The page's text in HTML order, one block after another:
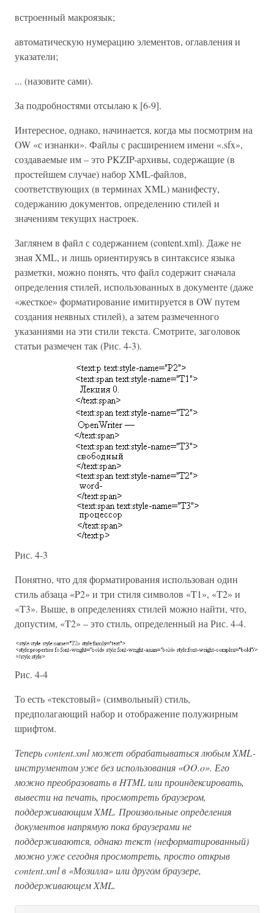
встроенный макроязык;
автоматическую нумерацию элементов, оглавления и
указатели;
... (назовите сами).
За подробностями отсылаю к [6-9].
Интересное, однако, начинается, когда мы посмотрим на
OW «с изнанки». Файлы с расширением имени «.sfx»,
создаваемые им – это PKZIP-архивы, содержащие (в
простейшем случае) набор XML-файлов,
соответствующих (в терминах XML) манифесту,
содержанию документов, определению стилей и
значениям текущих настроек.
Заглянем в файл с содержанием (content.xml). Даже не
зная XML, и лишь ориентируясь в синтаксисе языка
разметки, можно понять, что файл содержит сначала
определения стилей, использованных в документе (даже
«жесткое» форматирование имитируется в OW путем
создания неявных стилей), а затем размеченного
указаниями на эти стили текста. Смотрите, заголовок
статьи размечен так (Рис. 4-3).
Рис. 4-3
Понятно, что для форматирования использован один
стиль абзаца «P2» и три стиля символов «T1», «T2» и
«T3». Выше, в определениях стилей можно найти, что,
допустим, «T2» – это стиль, определенный на Рис. 4-4.
Рис. 4-4
То есть «текстовый» (символьный) стиль,
предполагающий набор и отображение полужирным
шрифтом.
Теперь content.xml может обрабатываться любым XML-
инструментом уже без использования «OO.o». Его
можно преобразовать в HTML или проиндексировать,
вывести на печать, просмотреть браузером,
поддерживающим XML. Произвольные определения
документов напрямую пока браузерами не
поддерживаются, однако текст (неформатированный)
можно уже сегодня просмотреть, просто открыв
content.xml в «Мозилла» или другом браузере,
поддерживающем XML.